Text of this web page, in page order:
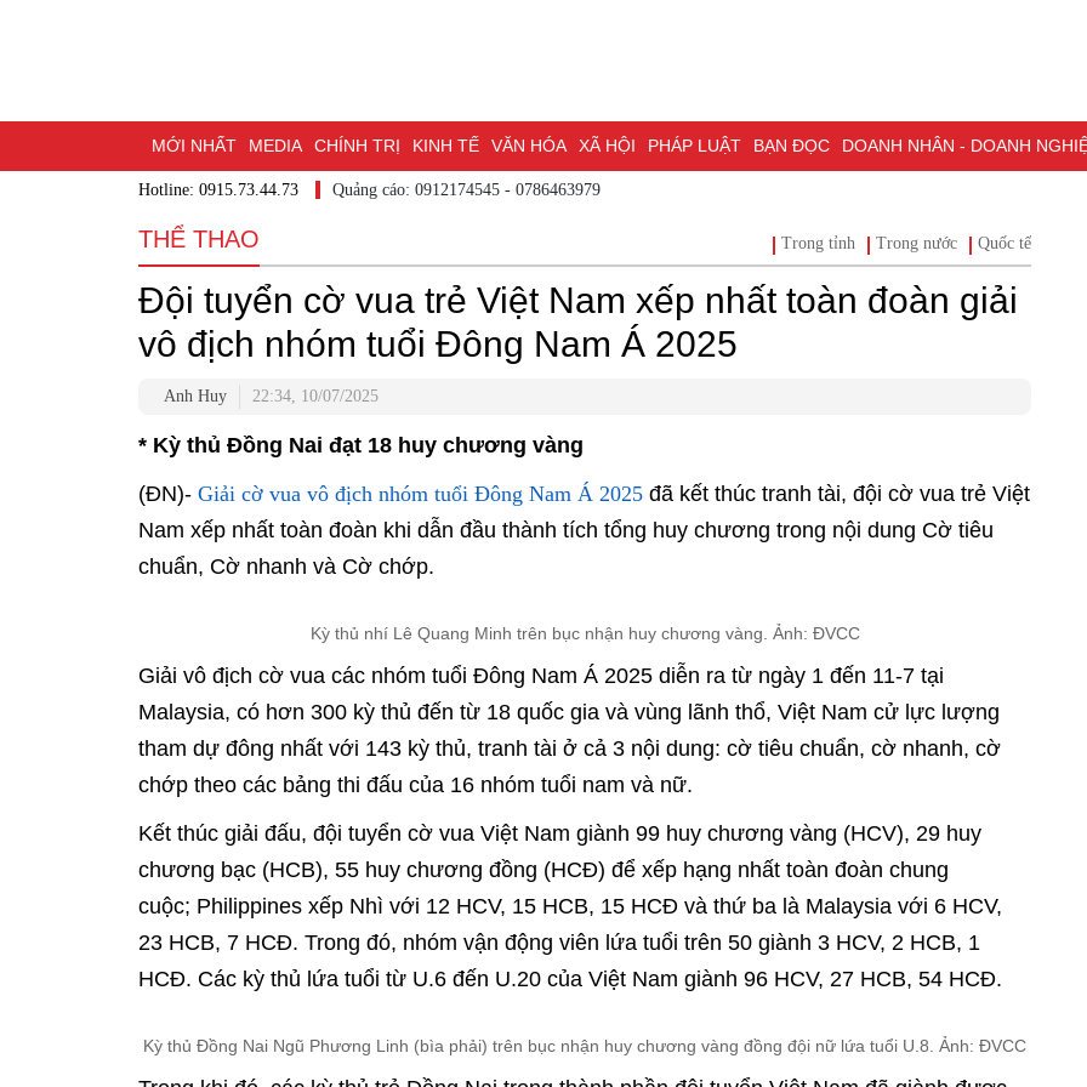
MỚI NHẤT MEDIA CHÍNH TRỊ KINH TẾ VĂN HÓA XÃ HỘI PHÁP LUẬT BẠN ĐỌC DOANH NHÂN - DOANH NGHIỆP
DU LỊCH - ẨM THỰC CHUYỂN ĐỔI SỐ THỂ THAO ĐỒNG NAI & NGHỊ QUYẾT 57
BẠN CẦN BIẾT CHẠM 95 - KHÁM PHÁ ĐỒNG NAI ĐẠI HỘI ĐẠI BIỂU TOÀN QUỐC LẦN THỨ XIV CỦA ĐẢNG ĐỢT THI ĐUA ĐẶC
NHỊP CẦU NHÂN ÁI THÀNH PHỐ ĐỒNG NAI
Hotline: 0915.73.44.73 Quảng cáo: 0912174545 - 0786463979
THỂ THAO
Trong tỉnh Trong nước Quốc tế
Đội tuyển cờ vua trẻ Việt Nam xếp nhất toàn đoàn giải
vô địch nhóm tuổi Đông Nam Á 2025
Anh Huy 22:34, 10/07/2025
* Kỳ thủ Đồng Nai đạt 18 huy chương vàng
(ĐN)- Giải cờ vua vô địch nhóm tuổi Đông Nam Á 2025đã kết thúc tranh tài, đội cờ vua trẻ
Việt Nam xếp nhất toàn đoàn khi dẫn đầu thành tích tổng huy chương trong nội dung Cờ
tiêu chuẩn, Cờ nhanh và Cờ chớp.
Kỳ thủ nhí Lê Quang Minh trên bục nhận huy chương vàng. Ảnh: ĐVCC
Giải vô địch cờ vua các nhóm tuổi Đông Nam Á 2025 diễn ra từ ngày 1 đến 11-7 tại
Malaysia, có hơn 300 kỳ thủ đến từ 18 quốc gia và vùng lãnh thổ, Việt Nam cử lực lượng
tham dự đông nhất với 143 kỳ thủ, tranh tài ở cả 3 nội dung: cờ tiêu chuẩn, cờ nhanh, cờ
chớp theo các bảng thi đấu của 16 nhóm tuổi nam và nữ.
Kết thúc giải đấu, đội tuyển cờ vua Việt Nam giành 99 huy chương vàng (HCV), 29 huy
chương bạc (HCB), 55 huy chương đồng (HCĐ) để xếp hạng nhất toàn đoàn chung
cuộc; Philippines xếp Nhì với 12 HCV, 15 HCB, 15 HCĐ và thứ ba là Malaysia với 6 HCV,
23 HCB, 7 HCĐ. Trong đó, nhóm vận động viên lứa tuổi trên 50 giành 3 HCV, 2 HCB, 1
HCĐ. Các kỳ thủ lứa tuổi từ U.6 đến U.20 của Việt Nam giành 96 HCV, 27 HCB, 54 HCĐ.
Kỳ thủ Đồng Nai Ngũ Phương Linh (bìa phải) trên bục nhận huy chương vàng đồng đội nữ lứa tuổi U.8. Ảnh: ĐVCC